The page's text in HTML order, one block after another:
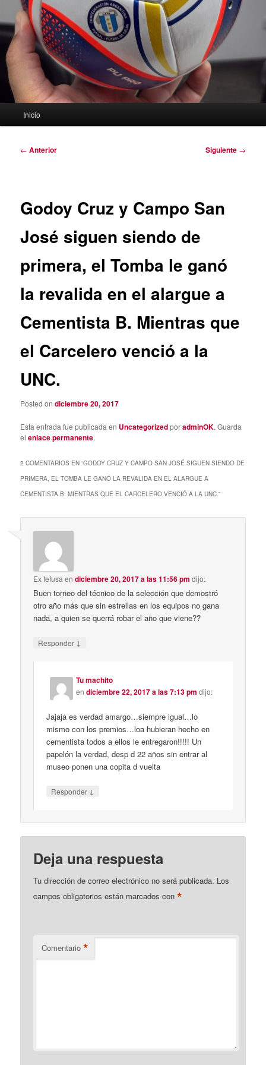
Inicio
Navegación
← Anterior Siguiente →
Godoy Cruz y Campo San
José siguen siendo de
primera, el Tomba le ganó
la revalida en el alargue a
Cementista B. Mientras que
el Carcelero venció a la
UNC.
Posted ondiciembre 20, 2017
Esta entrada fue publicada en UncategorizedporadminOK. Guarda
elenlace permanente.
2 COMENTARIOS EN “GODOY CRUZ Y CAMPO SAN JOSÉ SIGUEN SIENDO DE
PRIMERA, EL TOMBA LE GANÓ LA REVALIDA EN EL ALARGUE A
CEMENTISTA B. MIENTRAS QUE EL CARCELERO VENCIÓ A LA UNC.”
Ex fefusa endiciembre 20, 2017 a las 11:56 pm dijo:
Buen torneo del técnico de la selección que demostró
otro año más que sin estrellas en los equipos no gana
nada, a quien se querrá robar el año que viene??
Responder ↓
Tu machito
endiciembre 22, 2017 a las 7:13 pm dijo:
Jajaja es verdad amargo…siempre igual…lo
mismo con los premios…loa hubieran hecho en
cementista todos a ellos le entregaron!!!!! Un
papelón la verdad, desp d 22 años sin entrar al
museo ponen una copita d vuelta
Responder ↓
Deja una respuesta
Tu dirección de correo electrónico no será publicada. Los
campos obligatorios están marcados con*
Comentario *